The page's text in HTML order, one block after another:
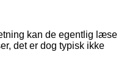
kan de egentlig læse
det er dog typisk ikke